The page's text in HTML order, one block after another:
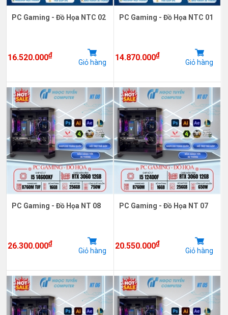
PC Gaming - Đồ Họa NTC 02
16.520.000₫
Giỏ hàng
PC Gaming - Đồ Họa NTC 01
14.870.000₫
Giỏ hàng
PC Gaming - Đồ Họa NT 08
26.300.000₫
Giỏ hàng
PC Gaming - Đồ Họa NT 07
20.550.000₫
Giỏ hàng